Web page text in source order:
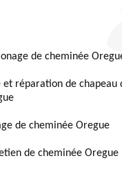
de cheminée
et réparation de chapeau
de cheminée Oregue
de cheminée Oregue